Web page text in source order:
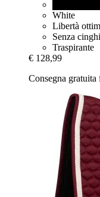
White
Libertà
Senza
Traspirante
€ 128,99
Consegna